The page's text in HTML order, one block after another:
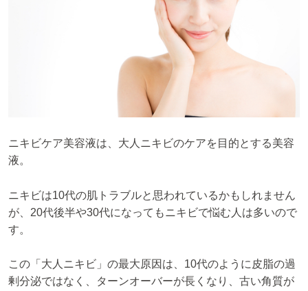
ニキビケア美容液は、大人ニキビのケアを目的とする美容
液。
ニキビは10代の肌トラブルと思われているかもしれません
が、20代後半や30代になってもニキビで悩む人は多いので
す。
この「大人ニキビ」の最大原因は、10代のように皮脂の過
剰分泌ではなく、ターンオーバーが長くなり、古い角質が